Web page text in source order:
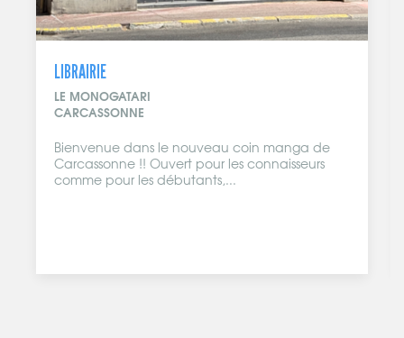
LIBRAIRIE
LE MONOGATARI
CARCASSONNE
Bienvenue dans le nouveau coin manga de
Carcassonne !! Ouvert pour les connaisseurs
comme pour les débutants,...